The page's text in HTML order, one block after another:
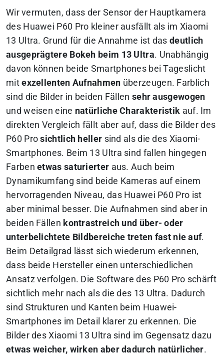
Wir vermuten, dass der Sensor der Hauptkamera
des Huawei P60 Pro kleiner ausfällt als im Xiaomi
13 Ultra. Grund für die Annahme ist das deutlich
ausgeprägtere Bokeh beim 13 Ultra. Unabhängig
davon können beide Smartphones bei Tageslicht
mitexzellenten Aufnahmen überzeugen. Farblich
sind die Bilder in beiden Fällen sehr ausgewogen
und weisen eine natürliche Charakteristik auf. Im
direkten Vergleich fällt aber auf, dass die Bilder des
P60 Prosichtlich heller sind als die des Xiaomi-
Smartphones. Beim 13 Ultra sind fallen hingegen
Farbenetwas saturierter aus. Auch beim
Dynamikumfang sind beide Kameras auf einem
hervorragenden Niveau, das Huawei P60 Pro ist
aber minimal besser. Die Aufnahmen sind aber in
beiden Fällen kontrastreich und über- oder
unterbelichtete Bildbereiche treten fast nie auf.
Beim Detailgrad lässt sich wiederum erkennen,
dass beide Hersteller einen unterschiedlichen
Ansatz verfolgen. Die Software des P60 Pro schärft
sichtlich mehr nach als die des 13 Ultra. Dadurch
sind Strukturen und Kanten beim Huawei-
Smartphones im Detail klarer zu erkennen. Die
Bilder des Xiaomi 13 Ultra sind im Gegensatz dazu
etwas weicher, wirken aber dadurch natürlicher.